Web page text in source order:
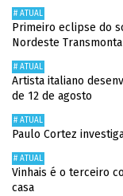
# ATUAL
Primeiro eclipse do
Nordeste
# ATUAL
Artista italiano
de 12 de agosto
# ATUAL
Paulo Cortez
# ATUAL
Vinhais é o terceiro
casa